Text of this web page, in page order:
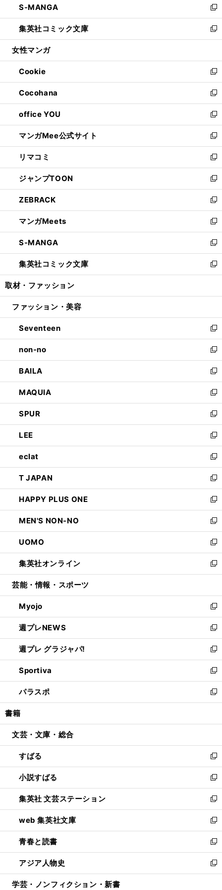
く
で
開
く
ド
ウ
で
開
ィ
ン
ド
ウ
開
く
い
ウ
ィ
ン
ウ
で
開
く
S-MANGA
新
し
い
ウ
ン
ド
ウ
で
開
く
集英社コミック文庫
新
し
ウ
ィ
ン
ド
ウ
で
開
く
女性マンガ
Cookie
新
し
い
ウ
ィ
ン
ド
ウ
で
開
く
Cocohana
新
し
い
ウ
ィ
ン
ド
ウ
で
開
く
office YOU
新
し
い
ウ
ィ
ン
ド
ウ
で
開
く
マンガMee公式サイト
新
し
い
ウ
ィ
ン
ド
ウ
で
開
く
リマコミ
新
し
い
ウ
ィ
ン
ド
ウ
で
開
く
ジャンプTOON
新
し
い
ウ
ィ
ン
ド
ウ
で
開
ZEBRACK
新
し
い
ウ
ィ
ン
ド
ウ
開
マンガMeets
新
し
い
ウ
ィ
ン
ウ
開
く
S-MANGA
新
し
い
ウ
ン
ウ
で
開
く
集英社コミック文庫
新
し
ウ
ン
ド
ウ
で
開
く
取材・ファッション
ファッション・美容
Seventeen
新
し
い
ウ
ィ
ン
ド
ウ
で
開
く
non-no
新
し
い
ウ
ィ
ン
ド
ウ
で
開
く
BAILA
新
し
い
ウ
ィ
ン
ド
ウ
で
開
く
MAQUIA
新
し
い
ウ
ィ
ン
ド
ウ
で
開
く
SPUR
新
し
い
ウ
ィ
ン
ド
ウ
で
開
く
LEE
新
し
い
ウ
ィ
ン
ド
ウ
で
開
く
eclat
新
し
い
ウ
ィ
ン
ド
ウ
で
開
く
T JAPAN
新
し
い
ウ
ィ
ン
ド
ウ
で
開
HAPPY PLUS ONE
新
し
い
ウ
ィ
ン
ド
ウ
開
く
MEN'S NON-NO
新
し
い
ウ
ィ
ン
ウ
で
開
く
UOMO
新
し
い
ウ
ン
ド
ウ
で
開
く
集英社オンライン
新
し
ウ
ィ
ン
ド
ウ
で
開
く
芸能・情報・スポーツ
Myojo
新
し
い
ウ
ィ
ン
ド
ウ
で
開
週プレNEWS
新
し
い
ウ
ィ
ン
ド
ウ
開
週プレ グラジャパ!
新
し
い
ウ
ィ
ン
ウ
開
く
Sportiva
新
し
い
ウ
ン
ウ
で
開
く
パラスポ
新
し
ウ
ン
ド
ウ
で
開
く
書籍
文芸・文庫・総合
すばる
新
し
い
ウ
ィ
ン
ド
ウ
で
開
く
小説すばる
新
し
い
ウ
ィ
ン
ド
ウ
で
開
集英社 文芸ステーション
新
し
い
ウ
ィ
ン
ド
ウ
web 集英社文庫
新
し
い
ウ
ィ
ン
青春と読書
新
し
い
ウ
アジア人物史
新
し
学芸・ノンフィクション・新書